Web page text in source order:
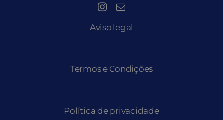
Aviso legal
Termos e Condições
Política de privacidade